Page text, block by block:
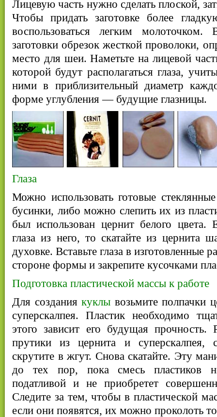
Лицевую часть нужно сделать плоской,
Чтобы придать заготовке более
воспользоваться легким молоточком.
заготовки обрезок жесткой проволоки,
место для шеи. Наметьте на лицевой
которой будут располагаться глаза,
ними в приблизительный диаметр
форме углубления — будущие глазницы.
Глаза
Можно использовать готовые
бусинки, либо можно слепить их из
был использован цернит белого цвета.
глаза из него, то скатайте из цернита
духовке. Вставьте глаза в изготовленные
стороне формы и закрепите кусочками
Подготовка пластической массы к работе
Для созданиякуклы возьмите полпачки
суперскалпея. Пластик необходимо
этого зависит его будущая прочность.
прутики из цернита и
скрутите в жгут. Снова скатайте. Эту
до тех пор, пока смесь пластиков
податливой и не приобретет
Следите за тем, чтобы в пластической
если они появятся, их можно проколоть